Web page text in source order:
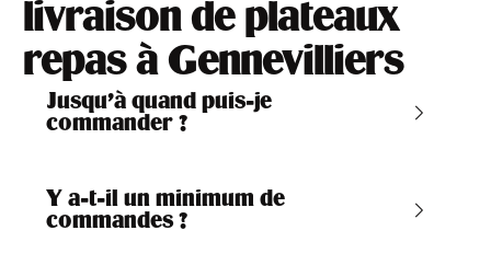
livraison de plateaux
repas à Gennevilliers
Jusqu’à quand puis-je
commander ?
Y a-t-il un minimum de
commandes ?